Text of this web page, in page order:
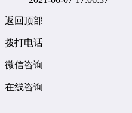
返回顶部
拨打电话
微信咨询
在线咨询